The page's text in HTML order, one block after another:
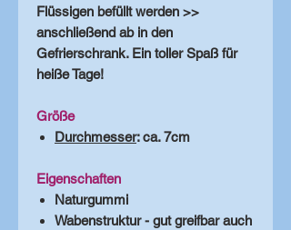
Flüssigen befüllt werden >>
anschließend ab in den
Gefrierschrank. Ein toller Spaß für
heiße Tage!
Größe
Durchmesser: ca. 7cm
Eigenschaften
Naturgummi
Wabenstruktur - gut greifbar auch